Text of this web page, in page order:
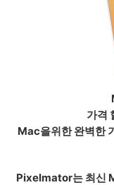
가격
Mac을위한 완벽한
Pixelmator는 최신